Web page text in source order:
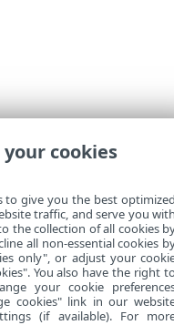
cookies
to give you the best
traffic, and serve you
the collection of all cookies
all non-essential cookies
only", or adjust your
You also have the right
your cookie
cookies" link in our
(if available). For